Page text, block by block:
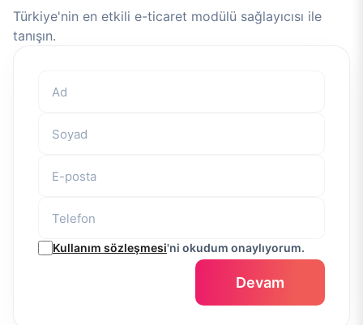
Türkiye'nin en etkili e-ticaret modülü sağlayıcısı ile
tanışın.
Kullanım sözleşmesi'ni okudum onaylıyorum.
Devam